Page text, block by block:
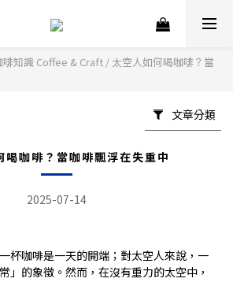
啡知識 Coffee & Craft / 太空人如何喝咖啡？當
文章分類
喝咖啡？當咖啡飄浮在失重中
2025-07-14
杯咖啡是一天的開端；對太空人來說，一
」的象徵。然而，在沒有重力的太空中，